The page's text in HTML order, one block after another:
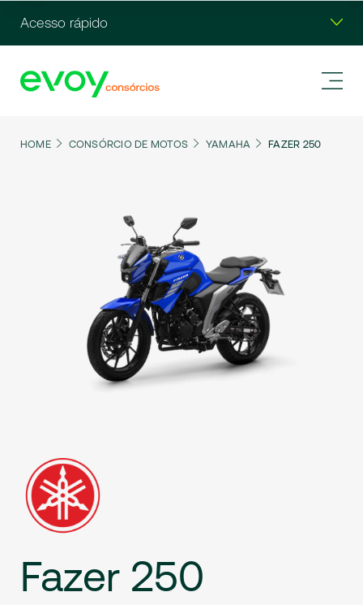
Acesso rápido
HOME CONSÓRCIO DE MOTOS YAMAHA FAZER 250
Fazer 250